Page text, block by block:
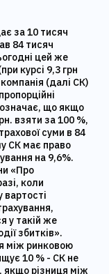
за 10 тисяч
84 тисяч
цей же
курсі 9,3 грн
(далі СК)
що якщо
взяти за 100 %,
суми в 84
СК має право
на 9,6%.
«Про
коли
вартості
у такій же
збитків».
між ринковою
10 % - СК не
якщо різниця між